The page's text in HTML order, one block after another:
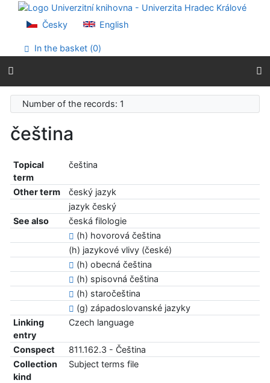
Go to content
Go to menu
Accessibility declaration
Česky English
In the basket (0)
Number of the records: 1
čeština
Topical
term
čeština
Other term
český jazyk
jazyk český
See also
česká filologie
(h) hovorová čeština
(h) jazykové vlivy (české)
(h) obecná čeština
(h) spisovná čeština
(h) staročeština
(g) západoslovanské jazyky
Linking
entry
Czech language
Conspect
811.162.3 - Čeština
Collection
kind
Subject terms file